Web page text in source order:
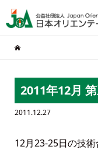
2011年12月
2011.12.27
12月23-25日の技